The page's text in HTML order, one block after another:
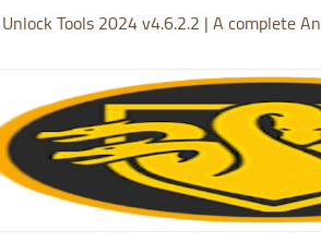
Unlock Tools 2024 v4.6.2.2 | A complete